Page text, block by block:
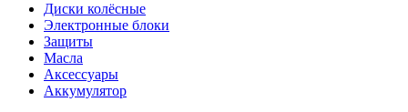
Диски колёсные
Электронные блоки
Защиты
Масла
Аксессуары
Аккумулятор